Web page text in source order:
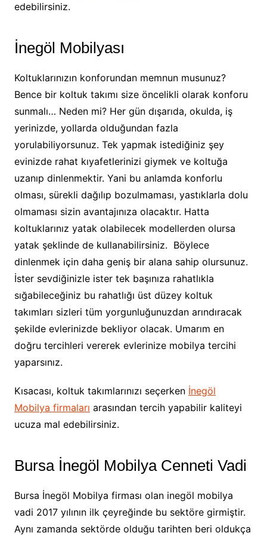
edebilirsiniz.
İnegöl Mobilyası
Koltuklarınızın konforundan memnun musunuz?
Bence bir koltuk takımı size öncelikli olarak konforu
sunmalı… Neden mi? Her gün dışarıda, okulda, iş
yerinizde, yollarda olduğundan fazla
yorulabiliyorsunuz. Tek yapmak istediğiniz şey
evinizde rahat kıyafetlerinizi giymek ve koltuğa
uzanıp dinlenmektir. Yani bu anlamda konforlu
olması, sürekli dağılıp bozulmaması, yastıklarla dolu
olmaması sizin avantajınıza olacaktır. Hatta
koltuklarınız yatak olabilecek modellerden olursa
yatak şeklinde de kullanabilirsiniz. Böylece
dinlenmek için daha geniş bir alana sahip olursunuz.
İster sevdiğinizle ister tek başınıza rahatlıkla
sığabileceğiniz bu rahatlığı üst düzey koltuk
takımları sizleri tüm yorgunluğunuzdan arındıracak
şekilde evlerinizde bekliyor olacak. Umarım en
doğru tercihleri vererek evlerinize mobilya tercihi
yaparsınız.
Kısacası, koltuk takımlarınızı seçerken İnegöl
Mobilya firmaları arasından tercih yapabilir kaliteyi
ucuza mal edebilirsiniz.
Bursa İnegöl Mobilya Cenneti Vadi
Bursa İnegöl Mobilya firması olan inegöl mobilya
vadi 2017 yılının ilk çeyreğinde bu sektöre girmiştir.
Aynı zamanda sektörde olduğu tarihten beri oldukça